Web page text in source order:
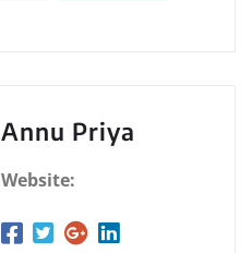
Annu Priya
Website: